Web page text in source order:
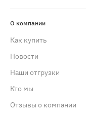
О компании
Как купить
Новости
Наши отгрузки
Кто мы
Отзывы о компании